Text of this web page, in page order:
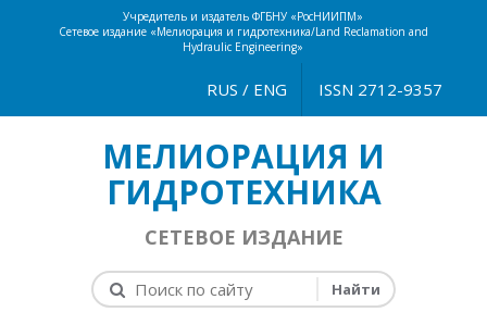
Учредитель и издатель ФГБНУ «РосНИИПМ»
Сетевое издание «Мелиорация и гидротехника/Land Reclamation and
Hydraulic Engineering»
ISSN 2712-9357
RUS / ENG
МЕЛИОРАЦИЯ И
ГИДРОТЕХНИКА
СЕТЕВОЕ ИЗДАНИЕ